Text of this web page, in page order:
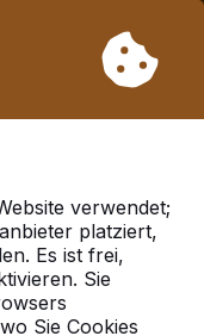
Sie daher längere
verwendet;
platziert,
Es ist frei,
Sie
Sie Cookies